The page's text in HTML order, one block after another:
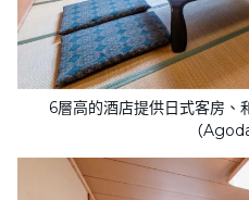
6層高的酒店提供日式客房、
（